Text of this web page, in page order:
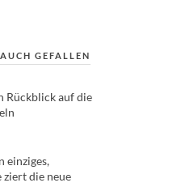
GEFALLEN
Rückblick auf die
einziges,
ziert die neue